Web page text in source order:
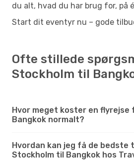
du alt, hvad du har brug for, på
Start dit eventyr nu – gode
Ofte stillede
Stockholm til
Hvor meget koster en flyrejse
Bangkok normalt?
Hvordan kan jeg få de bedste
Stockholm til Bangkok hos